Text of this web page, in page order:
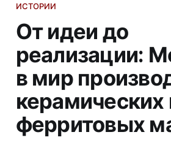
ИСТОРИИ
От идеи до
реализации:
в мир
керамических
ферритовых